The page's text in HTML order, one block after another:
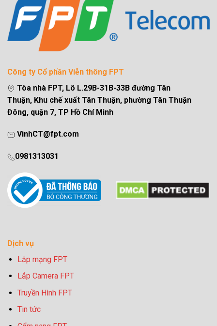
Công ty Cổ phần Viễn thông FPT
Tòa nhà FPT, Lô L.29B-31B-33B đường Tân
Thuận, Khu chế xuất Tân Thuận, phường Tân Thuận
Đông, quận 7, TP Hồ Chí Minh
VinhCT@fpt.com
0981313031
Dịch vụ
Lắp mạng FPT
Lắp Camera FPT
Truyền Hình FPT
Tin tức